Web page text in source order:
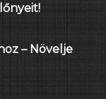
– Növelje